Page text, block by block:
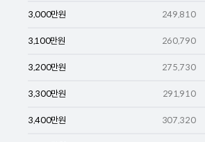
3,000만원 249,810
3,100만원 260,790
3,200만원 275,730
3,300만원 291,910
3,400만원 307,320